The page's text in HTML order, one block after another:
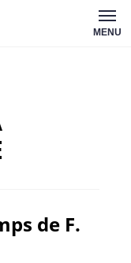
MENU
de F.